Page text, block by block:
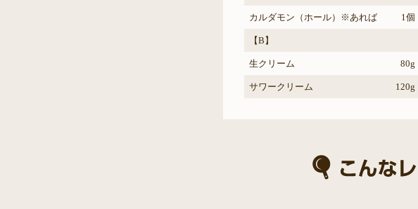
カルダモン（ホール）※あれば 1個
【B】
生クリーム 80g
サワークリーム 120g